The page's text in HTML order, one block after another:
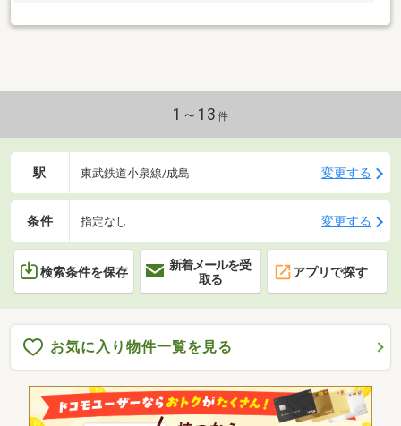
1～13 件
駅 東武鉄道小泉線/成島 変更する
条件 指定なし 変更する
検索条件を保存
新着メールを受
取る
アプリで探す
お気に入り物件一覧を見る